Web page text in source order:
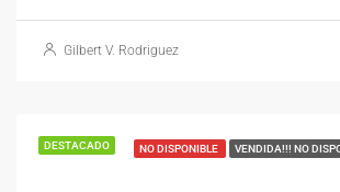
Gilbert V. Rodriguez
DESTACADO NO DISPONIBLE VENDIDA!!! NO